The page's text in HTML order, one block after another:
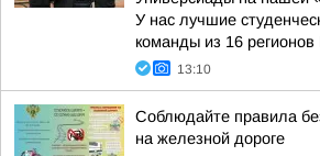
У нас лучшие
команды из 16 регионов
13:10
Соблюдайте правила
на железной дороге